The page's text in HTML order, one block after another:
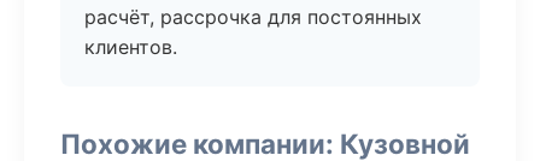
расчёт, рассрочка для постоянных
клиентов.
Похожие компании: Кузовной